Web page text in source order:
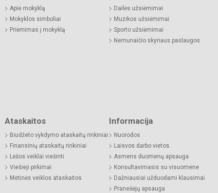
Apie mokyklą
Mokyklos simboliai
Priėmimas į mokyklą
Dailės užsiėmimai
Muzikos užsiėmimai
Sporto užsiėmimai
Nemunaičio skyriaus paslaugos
Ataskaitos
Biudžeto vykdymo ataskaitų rinkiniai
Finansinių ataskaitų rinkiniai
Lėšos veiklai viešinti
Viešieji pirkimai
Metinės veiklos ataskaitos
Informacija
Nuorodos
Laisvos darbo vietos
Asmens duomenų apsauga
Konsultavimasis su visuomene
Dažniausiai užduodami klausimai
Pranešėjų apsauga